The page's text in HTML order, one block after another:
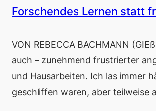
Forschendes Lernen statt
VON REBECCA BACHMANN
auch – zunehmend frustrierter
und Hausarbeiten. Ich las immer
geschliffen waren, aber teilweise